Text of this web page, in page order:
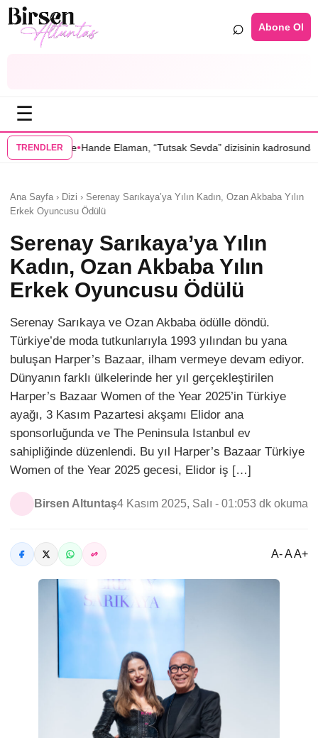
⌕ Abone Ol
☰
TRENDLER
Elaman, “Tutsak Sevda” dizisinin kadrosunda•Serenay Sarıkaya’lı
Ana Sayfa › Dizi › Serenay Sarıkaya’ya Yılın Kadın, Ozan Akbaba Yılın
Erkek Oyuncusu Ödülü
Serenay Sarıkaya’ya Yılın
Kadın, Ozan Akbaba Yılın
Erkek Oyuncusu Ödülü
Serenay Sarıkaya ve Ozan Akbaba ödülle döndü.
Türkiye’de moda tutkunlarıyla 1993 yılından bu yana
buluşan Harper’s Bazaar, ilham vermeye devam ediyor.
Dünyanın farklı ülkelerinde her yıl gerçekleştirilen
Harper’s Bazaar Women of the Year 2025’in Türkiye
ayağı, 3 Kasım Pazartesi akşamı Elidor ana
sponsorluğunda ve The Peninsula Istanbul ev
sahipliğinde düzenlendi. Bu yıl Harper’s Bazaar Türkiye
Women of the Year 2025 gecesi, Elidor iş […]
Birsen Altuntaş4 Kasım 2025, Salı - 01:053 dk okuma
A- A A+